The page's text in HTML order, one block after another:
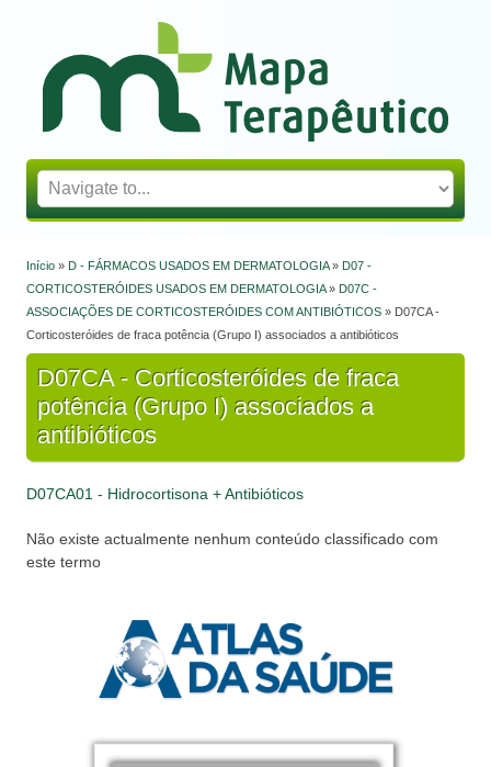
Mapa Terapêutico
Está aqui
Início » D - FÁRMACOS USADOS EM DERMATOLOGIA» D07 -
CORTICOSTERÓIDES USADOS EM DERMATOLOGIA» D07C -
ASSOCIAÇÕES DE CORTICOSTERÓIDES COM ANTIBIÓTICOS » D07CA -
Corticosteróides de fraca potência (Grupo I) associados a antibióticos
D07CA - Corticosteróides de fraca
potência (Grupo I) associados a
antibióticos
D07CA01 - Hidrocortisona + Antibióticos
Não existe actualmente nenhum conteúdo classificado com
este termo